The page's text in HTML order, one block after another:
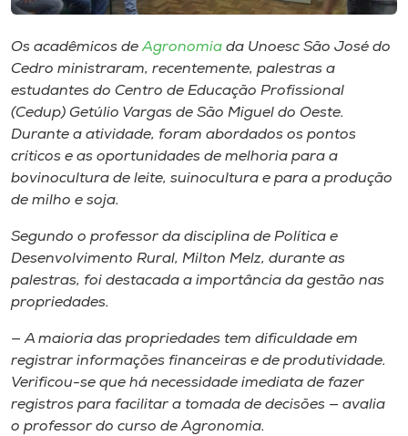
Museu
Unoesc
Store
Selecione
Os acadêmicos deAgronomia da Unoesc São José do
Cedro ministraram, recentemente, palestras a
estudantes do Centro de Educação Profissional
(Cedup) Getúlio Vargas de São Miguel do Oeste.
Durante a atividade, foram abordados os pontos
críticos e as oportunidades de melhoria para a
bovinocultura de leite, suinocultura e para a produção
de milho e soja.
Segundo o professor da disciplina de Política e
Desenvolvimento Rural, Milton Melz, durante as
palestras, foi destacada a importância da gestão nas
propriedades.
— A maioria das propriedades tem dificuldade em
registrar informações financeiras e de produtividade.
Verificou-se que há necessidade imediata de fazer
registros para facilitar a tomada de decisões — avalia
o professor do curso de Agronomia.